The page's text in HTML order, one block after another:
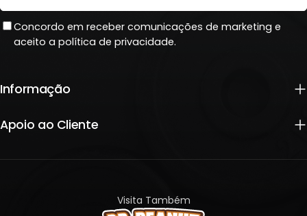
Concordo em receber comunicações de marketing e
aceito a política de privacidade.
Informação
Apoio ao Cliente
Visita Também